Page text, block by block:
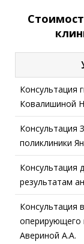
Консультация
Ковалишиной
Консультация
поликлиники
Консультация
результатам
Консультация
оперирующего
Авериной А.А.